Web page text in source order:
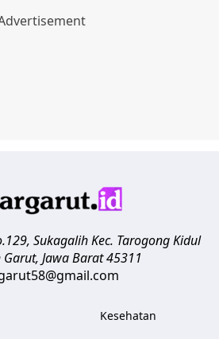
Sukagalih Kec. Tarogong Kidul
Garut, Jawa Barat45311
Kesehatan